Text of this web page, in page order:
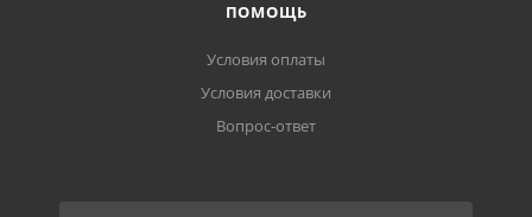
ПОМОЩЬ
Условия оплаты
Условия доставки
Вопрос-ответ